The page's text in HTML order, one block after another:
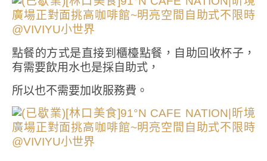
點餐的方式是直接到櫃檯點餐，自助回收杯子，
有需要飲用水也是採自助式，
所以也不需要加收服務費。